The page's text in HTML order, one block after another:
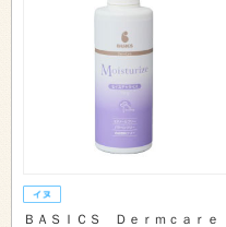
ＢＡＳＩＣＳ Ｄｅｒｍｃａｒｅ